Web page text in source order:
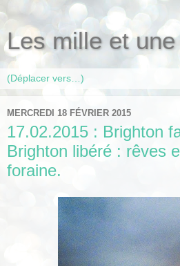
Les mille et
MERCREDI 18 FÉVRIER 2015
17.02.2015 : Brighton
Brighton libéré : rêves
foraine.